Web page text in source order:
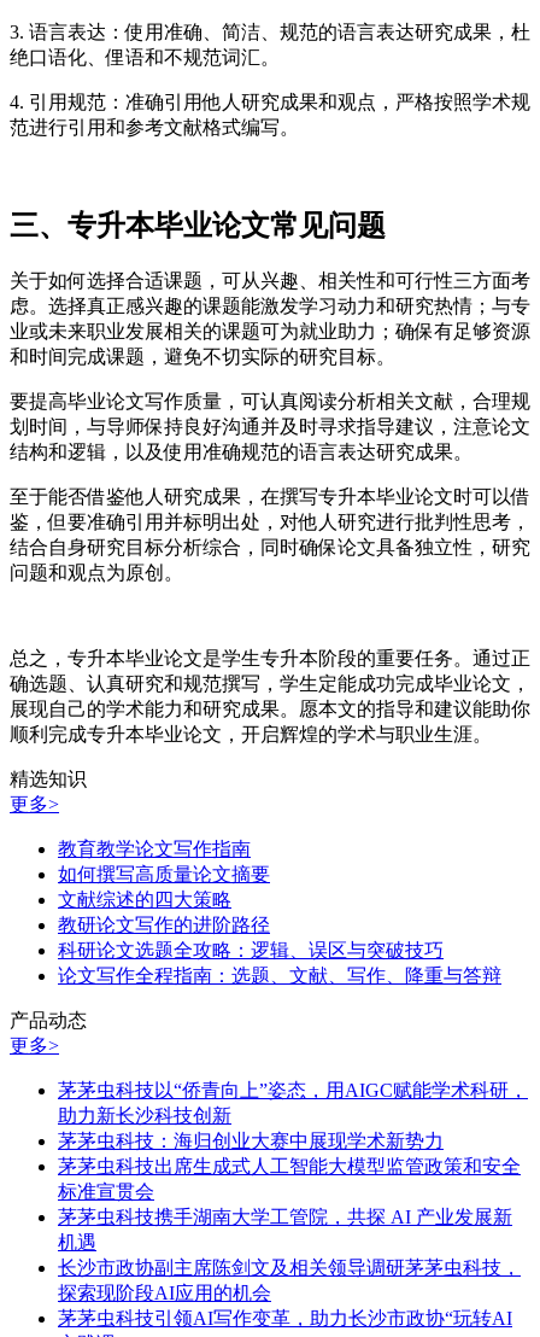
3. 语言表达：使用准确、简洁、规范的语言表达研究成果，杜
绝口语化、俚语和不规范词汇。
4. 引用规范：准确引用他人研究成果和观点，严格按照学术规
范进行引用和参考文献格式编写。
三、专升本毕业论文常见问题
关于如何选择合适课题，可从兴趣、相关性和可行性三方面考
虑。选择真正感兴趣的课题能激发学习动力和研究热情；与专
业或未来职业发展相关的课题可为就业助力；确保有足够资源
和时间完成课题，避免不切实际的研究目标。
要提高毕业论文写作质量，可认真阅读分析相关文献，合理规
划时间，与导师保持良好沟通并及时寻求指导建议，注意论文
结构和逻辑，以及使用准确规范的语言表达研究成果。
至于能否借鉴他人研究成果，在撰写专升本毕业论文时可以借
鉴，但要准确引用并标明出处，对他人研究进行批判性思考，
结合自身研究目标分析综合，同时确保论文具备独立性，研究
问题和观点为原创。
总之，专升本毕业论文是学生专升本阶段的重要任务。通过正
确选题、认真研究和规范撰写，学生定能成功完成毕业论文，
展现自己的学术能力和研究成果。愿本文的指导和建议能助你
顺利完成专升本毕业论文，开启辉煌的学术与职业生涯。
精选知识
更多>
教育教学论文写作指南
如何撰写高质量论文摘要
文献综述的四大策略
教研论文写作的进阶路径
科研论文选题全攻略：逻辑、误区与突破技巧
论文写作全程指南：选题、文献、写作、降重与答辩
产品动态
更多>
茅茅虫科技以“侨青向上”姿态，用AIGC赋能学术科研，
助力新长沙科技创新
茅茅虫科技：海归创业大赛中展现学术新势力
茅茅虫科技出席生成式人工智能大模型监管政策和安全
标准宣贯会
茅茅虫科技携手湖南大学工管院，共探 AI 产业发展新
机遇
长沙市政协副主席陈剑文及相关领导调研茅茅虫科技，
探索现阶段AI应用的机会
茅茅虫科技引领AI写作变革，助力长沙市政协“玩转AI